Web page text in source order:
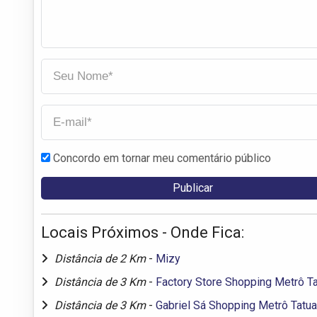
Concordo em tornar meu comentário público
Locais Próximos - Onde Fica:
Distância de 2 Km - Mizy
Distância de 3 Km - Factory Store Shopping Metrô
Distância de 3 Km - Gabriel Sá Shopping Metrô